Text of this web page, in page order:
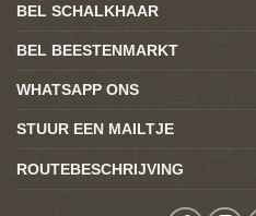
BEL SCHALKHAAR
BEL BEESTENMARKT
WHATSAPP ONS
STUUR EEN MAILTJE
ROUTEBESCHRIJVING